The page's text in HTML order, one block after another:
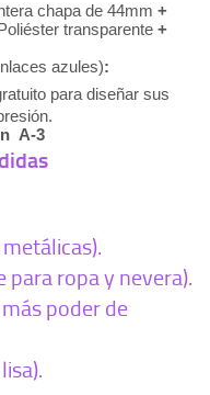
chapa de 44mm +
transparente +
azules):
para diseñar sus
A-3
para ropa y nevera).
poder de